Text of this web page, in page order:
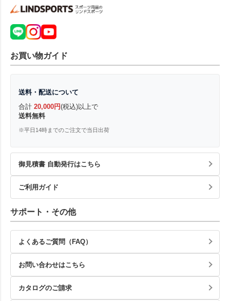
お買い物ガイド
送料・配送について
合計 20,000円(税込)以上で
送料無料
※平日14時までのご注文で当日出荷
御見積書 自動発行はこちら
ご利用ガイド
サポート・その他
よくあるご質問（FAQ）
お問い合わせはこちら
カタログのご請求